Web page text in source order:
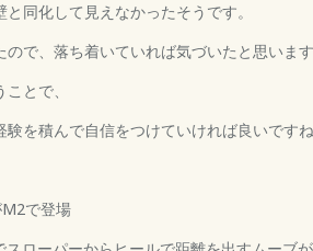
同化して見えなかったそうです。
で、落ち着いていれば気づいたと思います
とで、
を積んで自信をつけていければ良いですね
で登場